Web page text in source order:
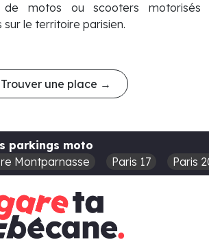
motos ou scooters motorisés
le territoire parisien.
Trouver une place →
parkings moto
Montparnasse Paris 17 Paris